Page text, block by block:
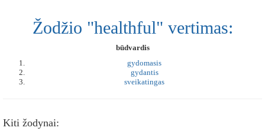
Žodžio "healthful" vertimas:
būdvardis
gydomasis
gydantis
sveikatingas
Kiti žodynai: